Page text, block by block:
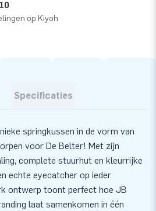
op Kiyoh
Specificaties
springkussen in de vorm van
voor De Belter! Met zijn
complete stuurhut en kleurrijke
echte eyecatcher op ieder
ontwerp toont perfect hoe JB
laat samenkomen in één